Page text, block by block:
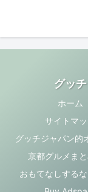
グッ
ホーム
サイトマ
グッチジャパン的
京都グルメま
おもてなしする